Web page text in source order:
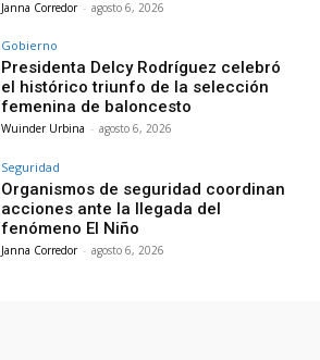
Janna Corredor - agosto 6, 2026
Gobierno
Presidenta Delcy Rodríguez celebró
el histórico triunfo de la selección
femenina de baloncesto
Wuinder Urbina - agosto 6, 2026
Seguridad
Organismos de seguridad coordinan
acciones ante la llegada del
fenómeno El Niño
Janna Corredor - agosto 6, 2026